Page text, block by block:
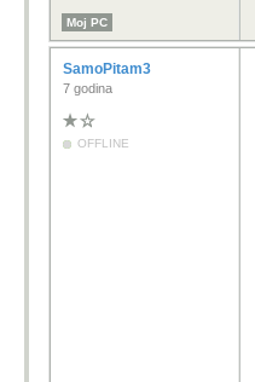
Moj PC
SamoPitam3
7 godina
OFFLINE